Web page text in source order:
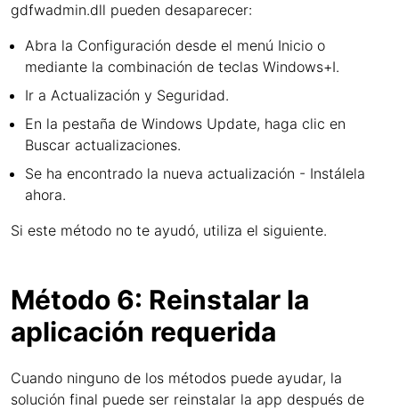
gdfwadmin.dll pueden desaparecer:
Abra la Configuración desde el menú Inicio o
mediante la combinación de teclas Windows+I.
Ir a Actualización y Seguridad.
En la pestaña de Windows Update, haga clic en
Buscar actualizaciones.
Se ha encontrado la nueva actualización - Instálela
ahora.
Si este método no te ayudó, utiliza el siguiente.
Método 6: Reinstalar la
aplicación requerida
Cuando ninguno de los métodos puede ayudar, la
solución final puede ser reinstalar la app después de